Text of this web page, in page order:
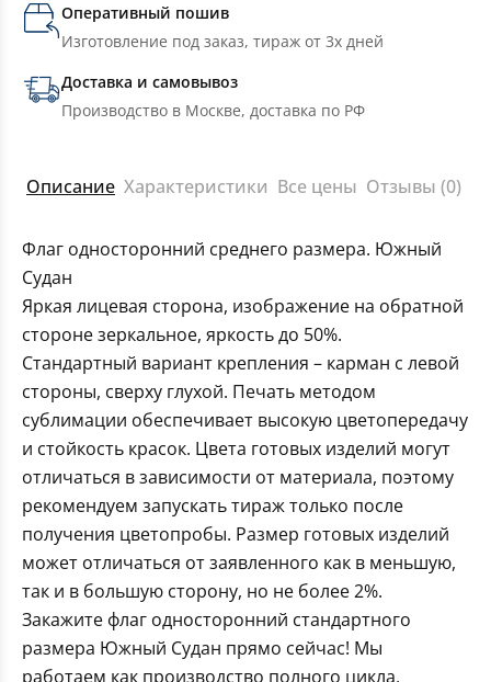
Оперативный пошив
Изготовление под заказ, тираж от 3х дней
Доставка и самовывоз
Производство в Москве, доставка по РФ
Описание Характеристики Все цены Отзывы (0)
Флаг односторонний среднего размера. Южный
Судан
Яркая лицевая сторона, изображение на обратной
стороне зеркальное, яркость до 50%.
Стандартный вариант крепления – карман с левой
стороны, сверху глухой. Печать методом
сублимации обеспечивает высокую цветопередачу
и стойкость красок. Цвета готовых изделий могут
отличаться в зависимости от материала, поэтому
рекомендуем запускать тираж только после
получения цветопробы. Размер готовых изделий
может отличаться от заявленного как в меньшую,
так и в большую сторону, но не более 2%.
Закажите флаг односторонний стандартного
размера Южный Судан прямо сейчас! Мы
работаем как производство полного цикла,